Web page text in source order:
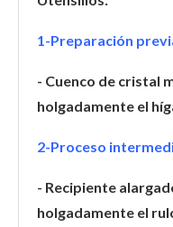
1-Preparación
- Cuenco de cristal
holgadamente el
2-Proceso
- Recipiente
holgadamente el